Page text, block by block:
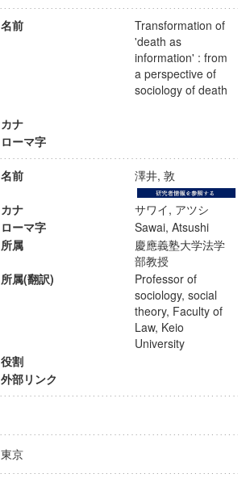
名前
Transformation of
'death as
information' : from
a perspective of
sociology of death
カナ
ローマ字
名前 澤井, 敦
カナ
サワイ, アツシ
ローマ字
Sawai, Atsushi
所属
慶應義塾大学法学
部教授
所属(翻訳)
Professor of
sociology, social
theory, Faculty of
Law, Keio
University
役割
外部リンク
東京